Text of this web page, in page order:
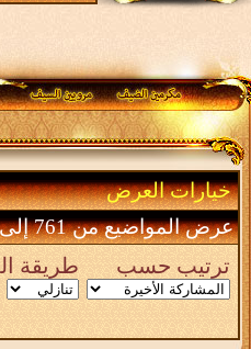
خيارات العرض
عرض المواضيع من 761 إلى 780 من 1626
ترتيب حسب طريقة